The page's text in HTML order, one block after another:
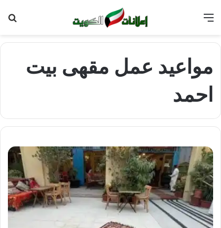
مواعيد عمل مقهى بيت
احمد